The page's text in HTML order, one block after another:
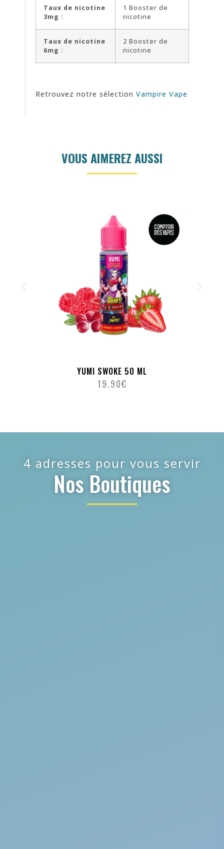
Taux de nicotine
3mg :
1 Booster de
nicotine
Taux de nicotine
6mg :
2 Booster de
nicotine
Retrouvez notre sélection Vampire Vape
VOUS AIMEREZ AUSSI
YUMI SWOKE 50 ML
19.90€
4 adresses pour vous servir
Nos Boutiques